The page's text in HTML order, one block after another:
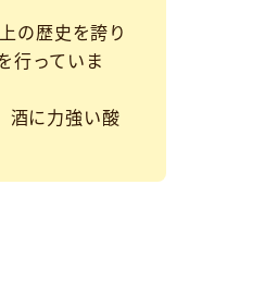
の歴史を誇り
行っていま
酒に力強い酸